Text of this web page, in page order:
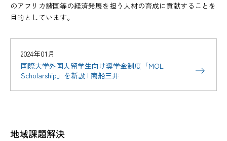
のアフリカ諸国等の経済発展を担う人材の育成に貢献することを
目的としています。
2024年01月
国際大学外国人留学生向け奨学金制度「MOL
Scholarship」を新設 | 商船三井
地域課題解決